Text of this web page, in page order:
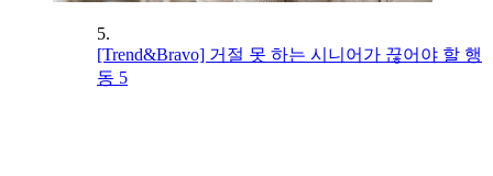
5.
[Trend&Bravo] 거절 못 하는 시니어가 끊어야 할 행
동 5